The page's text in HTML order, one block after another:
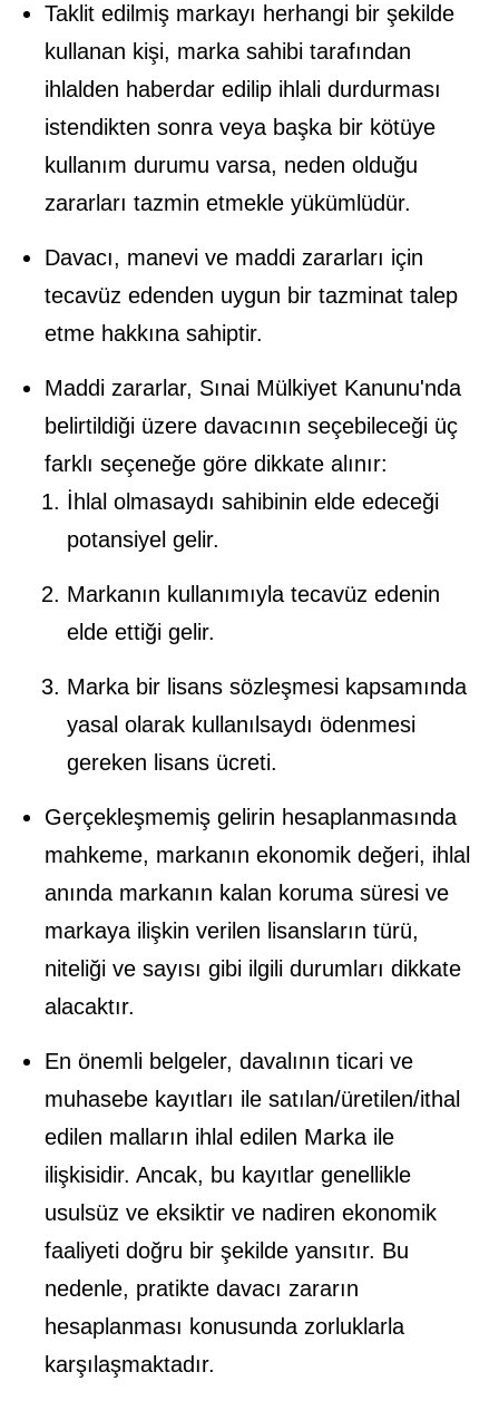
Taklit edilmiş markayı herhangi bir şekilde
kullanan kişi, marka sahibi tarafından
ihlalden haberdar edilip ihlali durdurması
istendikten sonra veya başka bir kötüye
kullanım durumu varsa, neden olduğu
zararları tazmin etmekle yükümlüdür.
Davacı, manevi ve maddi zararları için
tecavüz edenden uygun bir tazminat talep
etme hakkına sahiptir.
Maddi zararlar, Sınai Mülkiyet Kanunu'nda
belirtildiği üzere davacının seçebileceği üç
farklı seçeneğe göre dikkate alınır:
İhlal olmasaydı sahibinin elde edeceği
potansiyel gelir.
Markanın kullanımıyla tecavüz edenin
elde ettiği gelir.
Marka bir lisans sözleşmesi kapsamında
yasal olarak kullanılsaydı ödenmesi
gereken lisans ücreti.
Gerçekleşmemiş gelirin hesaplanmasında
mahkeme, markanın ekonomik değeri, ihlal
anında markanın kalan koruma süresi ve
markaya ilişkin verilen lisansların türü,
niteliği ve sayısı gibi ilgili durumları dikkate
alacaktır.
En önemli belgeler, davalının ticari ve
muhasebe kayıtları ile satılan/üretilen/ithal
edilen malların ihlal edilen Marka ile
ilişkisidir. Ancak, bu kayıtlar genellikle
usulsüz ve eksiktir ve nadiren ekonomik
faaliyeti doğru bir şekilde yansıtır. Bu
nedenle, pratikte davacı zararın
hesaplanması konusunda zorluklarla
karşılaşmaktadır.